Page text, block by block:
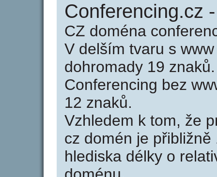
Conferencing.cz
CZ doména
V delším tvaru s
dohromady 19
Conferencing bez
12 znaků.
Vzhledem k tom, že
cz domén je
hlediska délky o